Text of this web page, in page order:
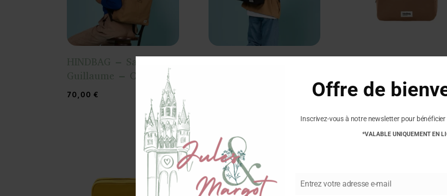
HINDBAG – Sac à Dos
Guillaume – Cannelle
70,00 €
Cannelle
Offre de
Inscrivez-vous à notre newsletter pour
*VALABLE UNIQUEMENT EN
Email
Entrez votre adresse e-mail